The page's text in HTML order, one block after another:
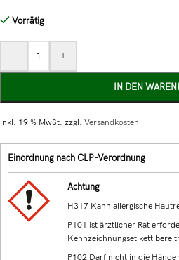
Vorrätig
- +
IN DEN
inkl. 19 % MwSt. zzgl. Versandkosten
Einordnung nach CLP-Verordnung
Achtung
H317 Kann allergische
P101 Ist ärztlicher Rat
Kennzeichnungsetikett
P102 Darf nicht in die